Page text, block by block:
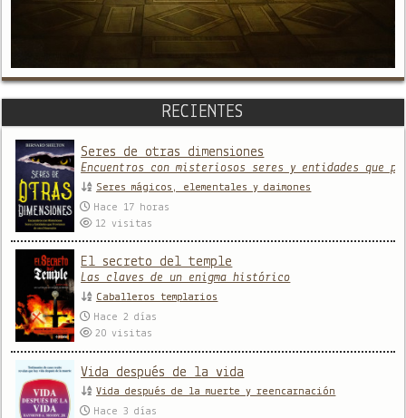
RECIENTES
Seres de otras dimensiones
Encuentros con misteriosos seres y entidades que
Seres mágicos, elementales y daimones
Hace 17 horas
12visitas
El secreto del temple
Las claves de un enigma histórico
Caballeros templarios
Hace 2 días
20visitas
Vida después de la vida
Vida después de la muerte y reencarnación
Hace 3 días